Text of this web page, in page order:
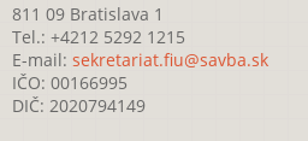
811 09 Bratislava 1
Tel.: +4212 5292 1215
E-mail: sekretariat.fiu@savba.sk
IČO: 00166995
DIČ: 2020794149